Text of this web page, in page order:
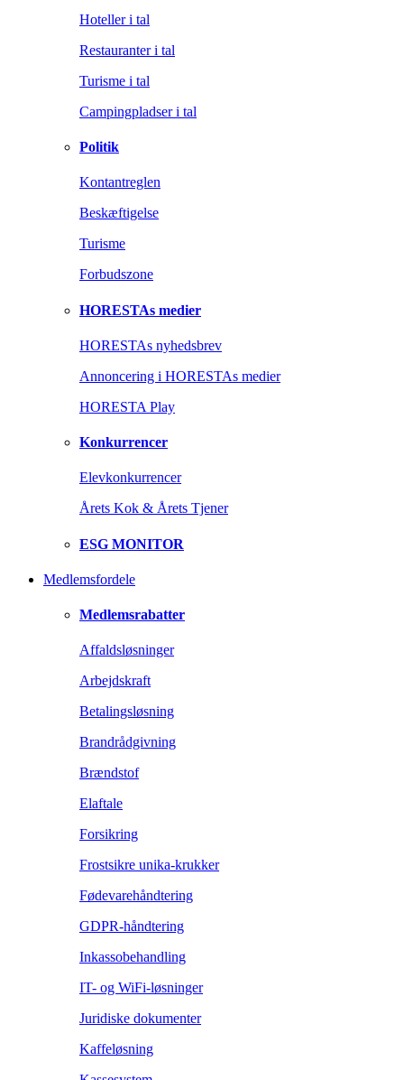
Hoteller i tal
Restauranter i tal
Turisme i tal
Campingpladser i tal
Politik
Kontantreglen
Beskæftigelse
Turisme
Forbudszone
HORESTAs medier
HORESTAs nyhedsbrev
Annoncering i HORESTAs medier
HORESTA Play
Konkurrencer
Elevkonkurrencer
Årets Kok & Årets Tjener
ESG MONITOR
Medlemsfordele
Medlemsrabatter
Affaldsløsninger
Arbejdskraft
Betalingsløsning
Brandrådgivning
Brændstof
Elaftale
Forsikring
Frostsikre unika-krukker
Fødevarehåndtering
GDPR-håndtering
Inkassobehandling
IT- og WiFi-løsninger
Juridiske dokumenter
Kaffeløsning